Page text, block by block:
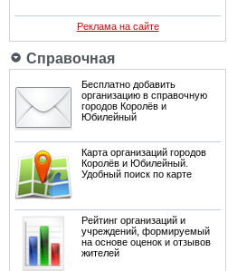
Реклама на сайте
Справочная
Бесплатно добавить
организацию в справочную
городов Королёв и
Юбилейный
Карта организаций городов
Королёв и Юбилейный.
Удобный поиск по карте
Рейтинг организаций и
учреждений, формируемый
на основе оценок и отзывов
жителей